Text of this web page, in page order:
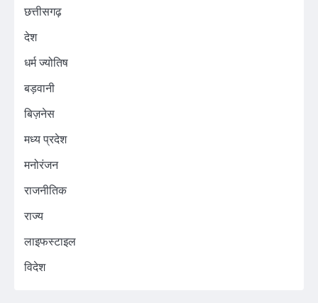
छत्तीसगढ़
देश
धर्म ज्योतिष
बड़वानी
बिज़नेस
मध्य प्रदेश
मनोरंजन
राजनीतिक
राज्य
लाइफस्टाइल
विदेश